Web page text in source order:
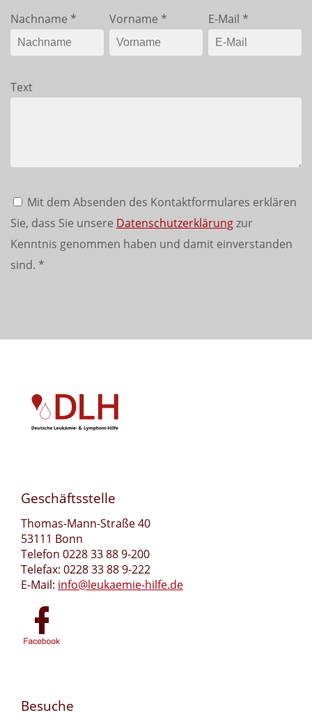
Nachname * Vorname * E-Mail *
Text
Mit dem Absenden des Kontaktformulares erklären
Sie, dass Sie unsere Datenschutzerklärungzur
Kenntnis genommen haben und damit einverstanden
sind. *
Geschäftsstelle
Thomas-Mann-Straße 40
53111 Bonn
Telefon 0228 33 88 9-200
Telefax: 0228 33 88 9-222
E-Mail: info@leukaemie-hilfe.de
Besuche